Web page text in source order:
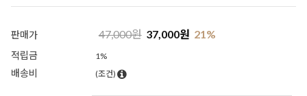
판매가 47,000원 37,000원 21%
적립금 1%
배송비 (조건)